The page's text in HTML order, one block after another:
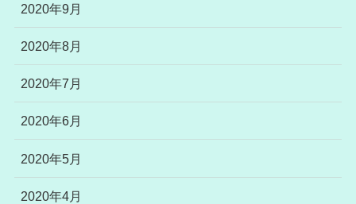
2020年9月
2020年8月
2020年7月
2020年6月
2020年5月
2020年4月